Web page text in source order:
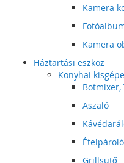
Kamera
Kamera
Háztartási eszköz
Konyhai
Botmixer,
Aszaló
Ételpároló
Grillsütő